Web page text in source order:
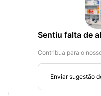
Sentiu falta de
Contribua para o
Enviar sugestão